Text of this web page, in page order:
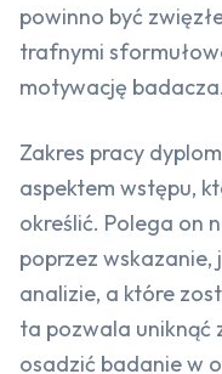
powinno być
trafnymi
motywację badacza.
Zakres pracy
aspektem wstępu,
określić. Polega on
poprzez
analizie, a które
ta pozwala uniknąć
osadzić badanie w